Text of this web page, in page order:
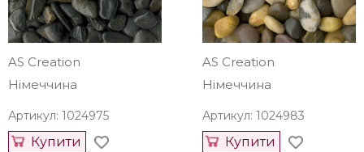
замовлення термін
поставки до 1,5 міс.
замовлення термін
поставки до 1,5 міс.